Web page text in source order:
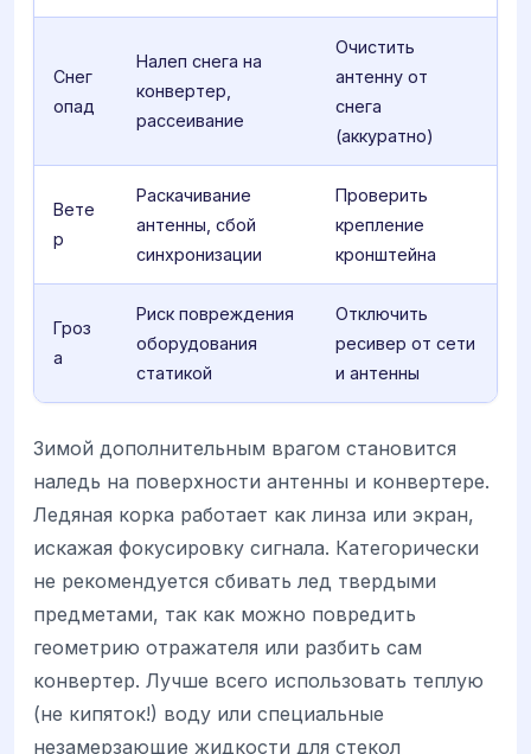
Снег
опад
Налеп снега на
конвертер,
рассеивание
Очистить
антенну от
снега
(аккуратно)
Вете
р
Раскачивание
антенны, сбой
синхронизации
Проверить
крепление
кронштейна
Гроз
а
Риск повреждения
оборудования
статикой
Отключить
ресивер от сети
и антенны
Зимой дополнительным врагом становится
наледь на поверхности антенны и конвертере.
Ледяная корка работает как линза или экран,
искажая фокусировку сигнала. Категорически
не рекомендуется сбивать лед твердыми
предметами, так как можно повредить
геометрию отражателя или разбить сам
конвертер. Лучше всего использовать теплую
(не кипяток!) воду или специальные
незамерзающие жидкости для стекол